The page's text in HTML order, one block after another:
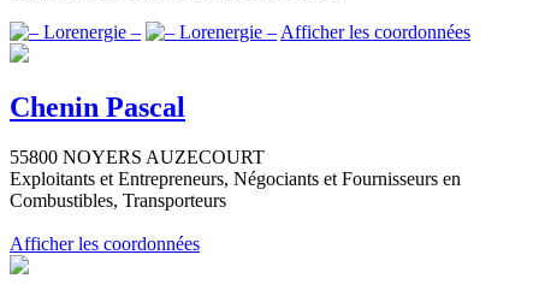
Afficher les coordonnées
Chenin Pascal
55800 NOYERS AUZECOURT
Exploitants et Entrepreneurs, Négociants et Fournisseurs en
Combustibles, Transporteurs
Afficher les coordonnées